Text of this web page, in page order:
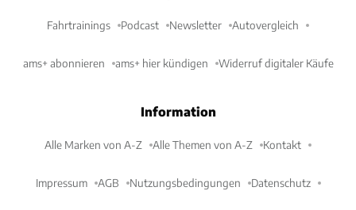
Fahrtrainings Podcast Newsletter Autovergleich
ams+ abonnieren ams+ hier kündigen Widerruf digitaler Käufe
Information
Alle Marken von A-Z Alle Themen von A-Z Kontakt
Impressum AGB Nutzungsbedingungen Datenschutz